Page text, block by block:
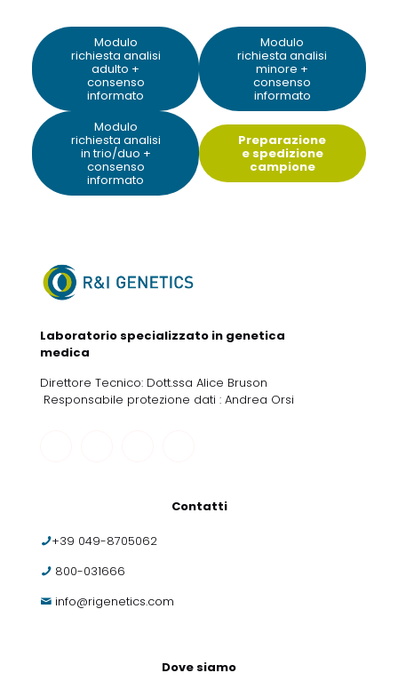
Modulo
richiesta analisi
adulto +
consenso
informato
Modulo
richiesta analisi
minore +
consenso
informato
Modulo
richiesta analisi
in trio/duo +
consenso
informato
Preparazione
e spedizione
campione
Laboratorio specializzato in genetica
medica
Direttore Tecnico: Dott.ssa Alice Bruson
Responsabile protezione dati : Andrea Orsi
Contatti
+39 049-8705062
800-031666
info@rigenetics.com
Dove siamo